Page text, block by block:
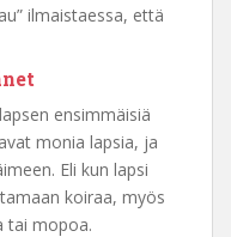
ilmaistaessa, että
ensimmäisiä
monia lapsia, ja
Eli kun lapsi
koiraa, myös
tai mopoa.